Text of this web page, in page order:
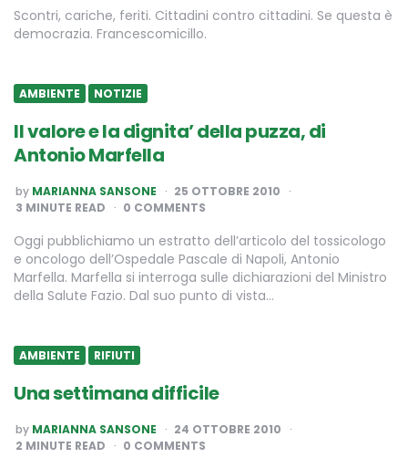
Scontri, cariche, feriti. Cittadini contro cittadini. Se questa è
democrazia. Francescomicillo.
AMBIENTE NOTIZIE
Il valore e la dignita’ della puzza, di
Antonio Marfella
POSTED
BY
by MARIANNA SANSONE
25 OTTOBRE 2010
3 MINUTE READ 0 COMMENTS
Oggi pubblichiamo un estratto dell’articolo del tossicologo
e oncologo dell’Ospedale Pascale di Napoli, Antonio
Marfella. Marfella si interroga sulle dichiarazioni del Ministro
della Salute Fazio. Dal suo punto di vista…
AMBIENTE RIFIUTI
Una settimana difficile
POSTED
BY
by MARIANNA SANSONE
24 OTTOBRE 2010
2 MINUTE READ 0 COMMENTS